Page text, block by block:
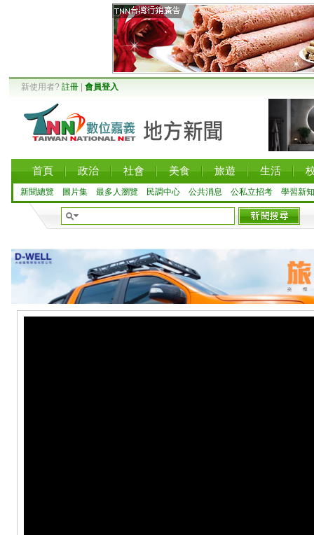
新使用者? 註冊 會員登入
首頁 政治 社會 美食 旅遊 生活
新聞總覽 圖片集 最多人瀏覽 民調中心 公共消息 公私立招考 學習新知